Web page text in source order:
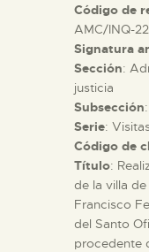
█
EL
Código de
AMC/INQ-
Signatura
Sección:
justicia
Subsección
Serie:
Código de
Título:
de la villa
Francisco
del Santo
procedente